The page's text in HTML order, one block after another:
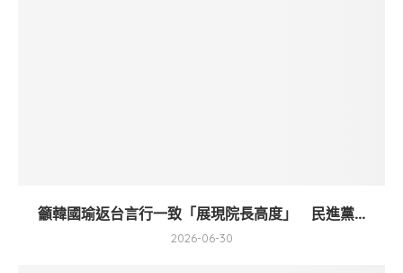
籲韓國瑜返台言行一致「展現院長高度」 民進黨...
2026-06-30